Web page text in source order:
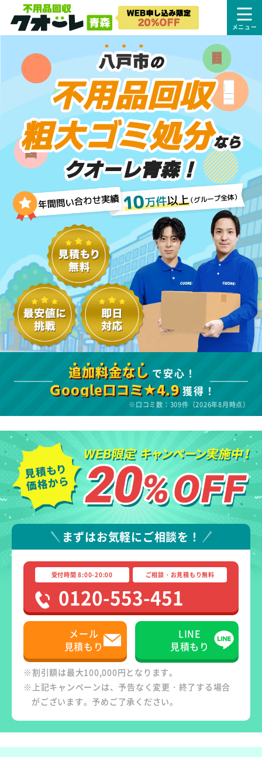
八戸市の
不用品回収
粗大ゴミ処分なら
クオーレ青森！
追加料金なし で安心！
Google口コミ★4.9 獲得！
※口コミ数：309件（2026年8月時点）
まずはお気軽にご相談を！
受付時間 8:00-20:00 ご相談・お見積もり無料
0120-553-451
メール
見積もり
LINE
見積もり
※割引額は最大100,000円となります。
※上記キャンペーンは、予告なく変更・終了する場合
がございます。予めご了承ください。